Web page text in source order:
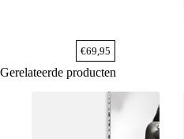
€69,95
Gerelateerde producten